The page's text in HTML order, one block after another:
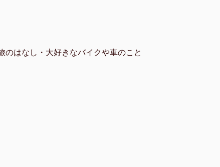
のはなし・大好きなバイクや車のこと